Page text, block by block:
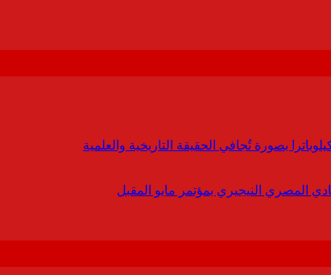
بصورة تُجافي الحقيقة التاريخية والعلمية
المصري النيجيري بمؤتمر مايو المقبل